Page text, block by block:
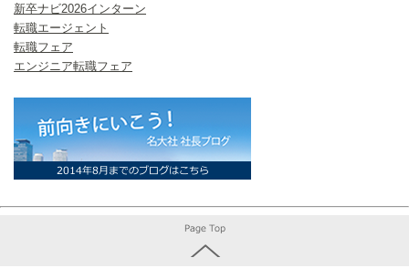
新卒ナビ2026インターン
転職エージェント
転職フェア
エンジニア転職フェア